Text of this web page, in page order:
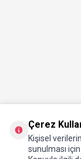
Çerez
Kişisel
sunulması